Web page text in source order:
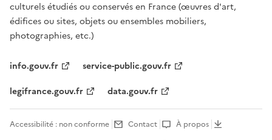
culturels étudiés ou conservés en France (œuvres d'art,
édifices ou sites, objets ou ensembles mobiliers,
photographies, etc.)
info.gouv.fr
service-public.gouv.fr
legifrance.gouv.fr
data.gouv.fr
Accessibilité : non conforme Contact
À propos